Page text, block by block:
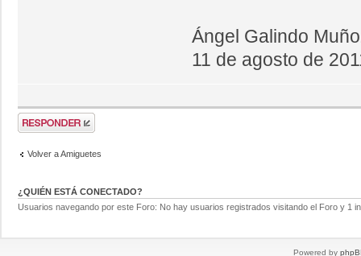
Ángel Galindo
11 de agosto de
Volver a Amiguetes
¿QUIÉN ESTÁ CONECTADO?
Usuarios navegando por este Foro: No hay usuarios registrados visitando el Foro y 1
Powered by